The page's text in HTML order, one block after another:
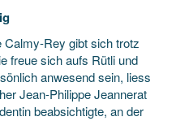
Calmy-Rey gibt sich trotz
freue sich aufs Rütli und
anwesend sein, liess
Jean-Philippe Jeannerat
beabsichtigte, an der